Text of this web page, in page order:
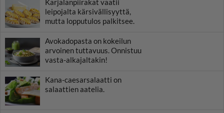
Karjalanpiirakat vaatii
leipojalta kärsivällisyyttä,
mutta lopputulos palkitsee.
Avokadopasta on kokeilun
arvoinen tuttavuus. Onnistuu
vasta-alkajaltakin!
Kana-caesarsalaatti on
salaattien aatelia.